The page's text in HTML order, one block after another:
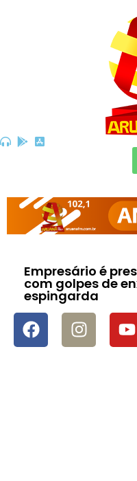
Empresário é
com golpes de
espingarda